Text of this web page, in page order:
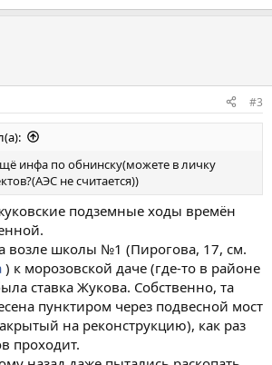
#3
инфа по обнинску(можете в личку
не считается))
подземные ходы времён
возле школы №1 (Пирогова, 17, см.
) к морозовской даче (где-то в районе
ставка Жукова. Собственно, та
пунктиром через подвесной мост
на реконструкцию), как раз
проходит.